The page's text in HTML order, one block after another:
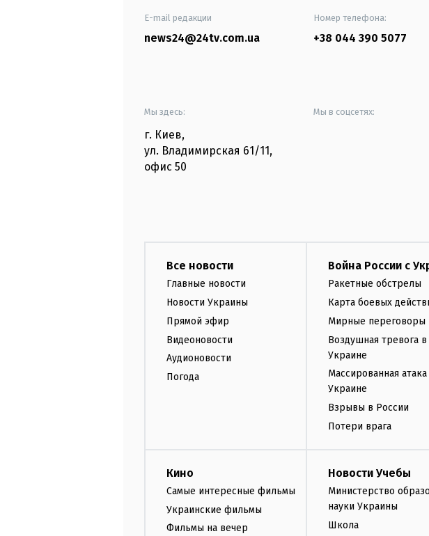
E-mail редакции
news24@24tv.com.ua
Номер телефона:
+38 044 390 5077
Мы здесь:
г. Киев,
ул. Владимирская 61/11,
офис 50
Мы в соцсетях:
Все новости
Главные новости
Новости Украины
Прямой эфир
Видеоновости
Аудионовости
Погода
Война России с
Ракетные обстрелы
Карта боевых
Мирные переговоры
Воздушная тревога в
Украине
Массированная атака
Украине
Взрывы в России
Потери врага
Кино
Самые интересные фильмы
Украинские фильмы
Фильмы на вечер
Новости Учебы
Министерство
науки Украины
Школа